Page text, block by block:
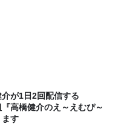
が1日2回配信する
高橋健介のえ～えむぴ～
ます